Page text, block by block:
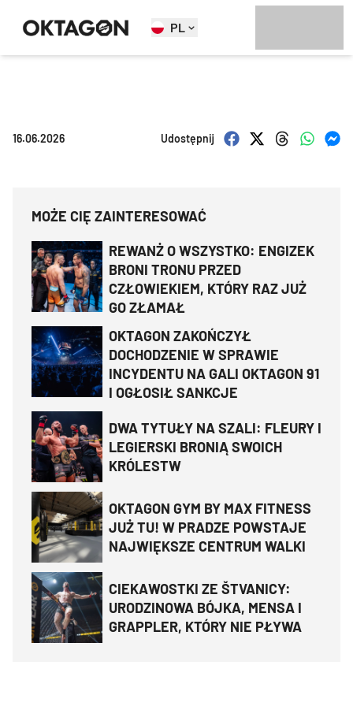
PL
16.06.2026 Udostępnij
MOŻE CIĘ ZAINTERESOWAĆ
REWANŻ O WSZYSTKO: ENGIZEK
BRONI TRONU PRZED
CZŁOWIEKIEM, KTÓRY RAZ JUŻ
GO ZŁAMAŁ
OKTAGON ZAKOŃCZYŁ
DOCHODZENIE W SPRAWIE
INCYDENTU NA GALI OKTAGON 91
I OGŁOSIŁ SANKCJE
DWA TYTUŁY NA SZALI: FLEURY I
LEGIERSKI BRONIĄ SWOICH
KRÓLESTW
OKTAGON GYM BY MAX FITNESS
JUŻ TU! W PRADZE POWSTAJE
NAJWIĘKSZE CENTRUM WALKI
CIEKAWOSTKI ZE ŠTVANICY:
URODZINOWA BÓJKA, MENSA I
GRAPPLER, KTÓRY NIE PŁYWA